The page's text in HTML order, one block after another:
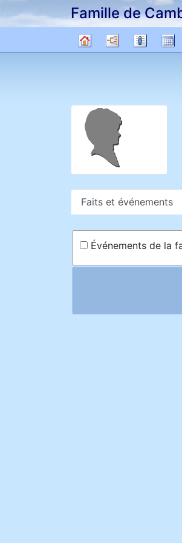
Passer au contenu
Famille de
Diagrammes
Listes
Faits et événements
Événements de la